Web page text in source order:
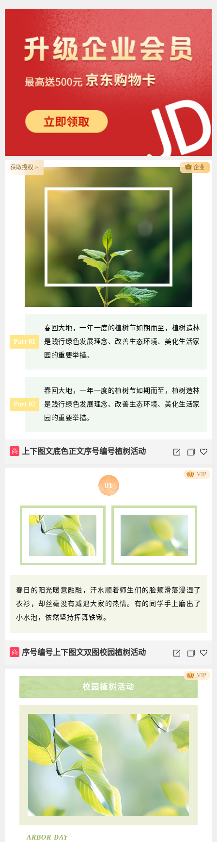
Part 01
春回大地，一年一度的植树节如期而至，植树造林
是践行绿色发展理念、改善生态环境、美化生活家
园的重要举措。
Part 02
春回大地，一年一度的植树节如期而至，植树造林
是践行绿色发展理念、改善生态环境、美化生活家
园的重要举措。
商 上下图文底色正文序号编号植树活动
获取授权 > 企业
01
春日的阳光暖意融融，汗水顺着师生们的脸颊滑落浸湿了
衣衫，却丝毫没有减退大家的热情。有的同学手上磨出了
小水泡，依然坚持挥舞铁锹。
商 序号编号上下图文双图校园植树活动
VIP
校园植树活动
ARBOR DAY
VIP